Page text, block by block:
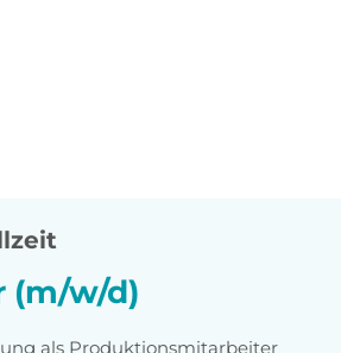
(m/w/d)
als Produktionsmitarbeiter